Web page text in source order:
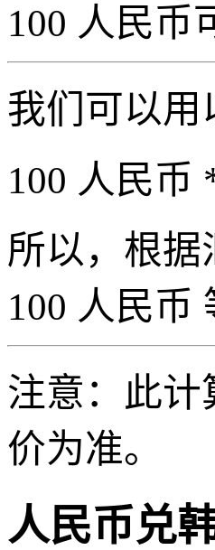
100 人民币
我们可以用
100 人民币
所以，根据
100 人民币
注意：此
价为准。
人民币兑